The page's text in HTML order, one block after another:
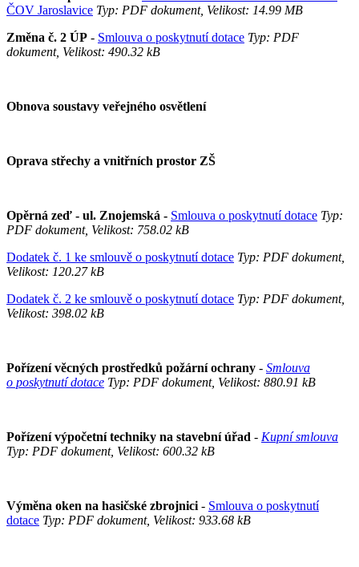
ČOV Jaroslavice Typ: PDF dokument, Velikost: 14.99 MB
Změna č. 2 ÚP - Smlouva o poskytnutí dotace Typ: PDF
dokument, Velikost: 490.32 kB
Obnova soustavy veřejného osvětlení
Oprava střechy a vnitřních prostor ZŠ
Opěrná zeď - ul. Znojemská - Smlouva o poskytnutí dotace Typ:
PDF dokument, Velikost: 758.02 kB
Dodatek č. 1 ke smlouvě o poskytnutí dotace Typ: PDF dokument,
Velikost: 120.27 kB
Dodatek č. 2 ke smlouvě o poskytnutí dotace Typ: PDF dokument,
Velikost: 398.02 kB
Pořízení věcných prostředků požární ochrany - Smlouva
o poskytnutí dotace Typ: PDF dokument, Velikost: 880.91 kB
Pořízení výpočetní techniky na stavební úřad - Kupní smlouva
Typ: PDF dokument, Velikost: 600.32 kB
Výměna oken na hasičské zbrojnici - Smlouva o poskytnutí
dotace Typ: PDF dokument, Velikost: 933.68 kB